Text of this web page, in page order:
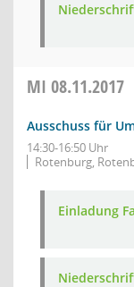
MI 08.11.2017
Ausschuss für
14:30-16:50 Uhr
Rotenburg,
Einladung